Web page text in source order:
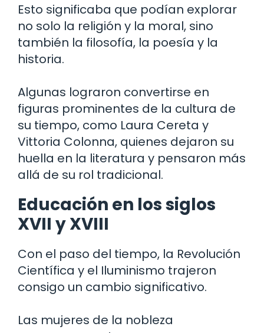
Esto significaba que podían explorar
no solo la religión y la moral, sino
también la filosofía, la poesía y la
historia.
Algunas lograron convertirse en
figuras prominentes de la cultura de
su tiempo, como Laura Cereta y
Vittoria Colonna, quienes dejaron su
huella en la literatura y pensaron más
allá de su rol tradicional.
Educación en los siglos
XVII y XVIII
Con el paso del tiempo, la Revolución
Científica y el Iluminismo trajeron
consigo un cambio significativo.
Las mujeres de la nobleza